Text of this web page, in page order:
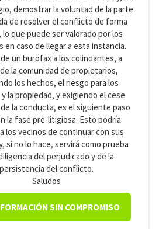
demostrar la voluntad de la parte
de resolver el conflicto de forma
lo que puede ser valorado por los
en caso de llegar a esta instancia.
un burofax a los colindantes, a
la comunidad de propietarios,
los hechos, el riesgo para los
la propiedad, y exigiendo el cese
la conducta, es el siguiente paso
la fase pre-litigiosa. Esto podría
los vecinos de continuar con sus
si no lo hace, servirá como prueba
del perjudicado y de la
persistencia del conflicto.
Saludos
SIN COMPROMISO